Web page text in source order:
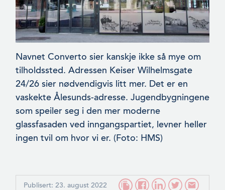
Navnet Converto sier kanskje ikke så mye om
tilholdssted. Adress­en Keiser Wilhelmsgate
24/26 sier nødvendigvis litt mer. Det er en
vaskekte Ålesunds-adresse. Jugendbygningene
som speiler seg i den mer moderne
glassfasaden ved inngangspartiet, levner heller
ingen tvil om hvor vi er. (Foto: HMS)
Publisert: 23. august 2022